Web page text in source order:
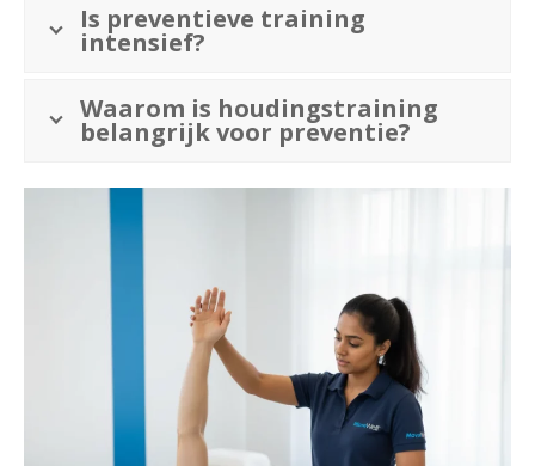
Is preventieve training
intensief?
Waarom is houdingstraining
belangrijk voor preventie?